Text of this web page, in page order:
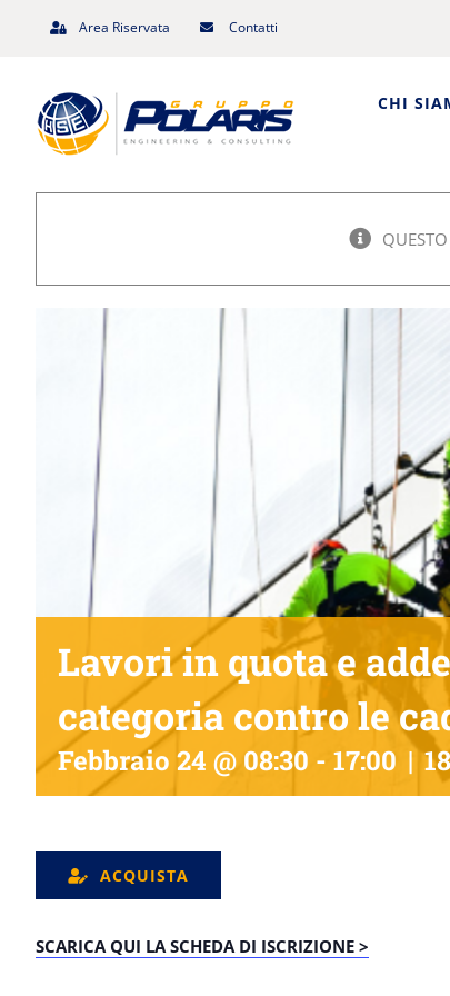
contenuto
Area Riservata Contatti
CHI
Lavori in quota e
categoria contro le
Febbraio 24 @ 08:30 - 17:00 |
ACQUISTA
SCARICA QUI LA SCHEDA DI ISCRIZIONE >